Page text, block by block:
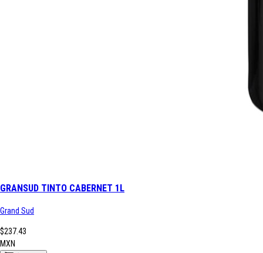
GRANSUD TINTO CABERNET 1L
Grand Sud
$237.43
MXN